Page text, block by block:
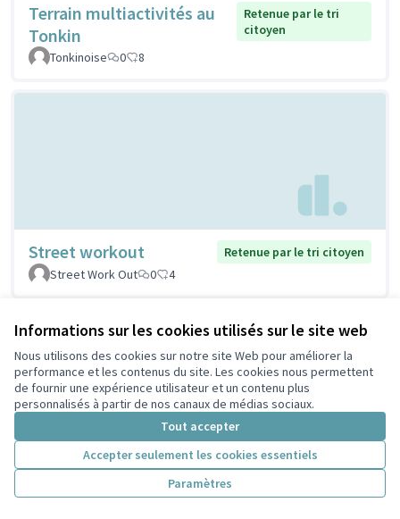
Informations sur les cookies utilisés sur le site web
Nous utilisons des cookies sur notre site Web pour améliorer la
performance et les contenus du site. Les cookies nous permettent
de fournir une expérience utilisateur et un contenu plus
personnalisés à partir de nos canaux de médias sociaux.
Tout accepter
Accepter seulement les cookies essentiels
Paramètres
Terrain multiactivités au
Tonkin
Retenue par le tri
citoyen
Tonkinoise
0 8
Street workout
Retenue par le tri citoyen
Street Work Out
0 4
Stations de réparation
vélos
Retenue par le tri